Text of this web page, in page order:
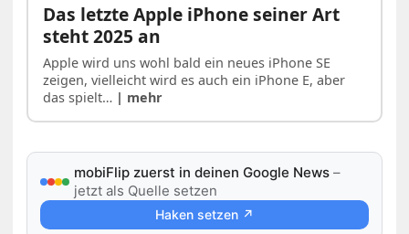
Das letzte Apple iPhone seiner Art
steht 2025 an
Apple wird uns wohl bald ein neues iPhone SE
zeigen, vielleicht wird es auch ein iPhone E, aber
das spielt… | mehr
mobiFlip zuerst in deinen Google News –
jetzt als Quelle setzen
Haken setzen ↗